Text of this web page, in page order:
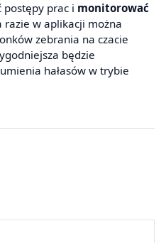
postępy prac i monitorować
razie w aplikacji można
zebrania na czacie
będzie
hałasów w trybie